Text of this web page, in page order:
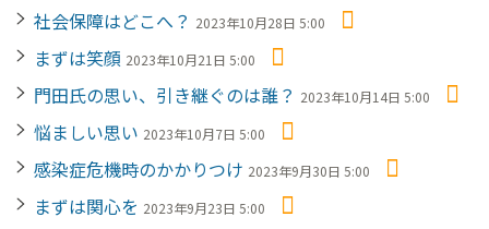
社会保障はどこへ？ 2023年10月28日 5:00
まずは笑顔 2023年10月21日 5:00
門田氏の思い、引き継ぐのは誰？ 2023年10月14日 5:00
悩ましい思い 2023年10月7日 5:00
感染症危機時のかかりつけ 2023年9月30日 5:00
まずは関心を 2023年9月23日 5:00